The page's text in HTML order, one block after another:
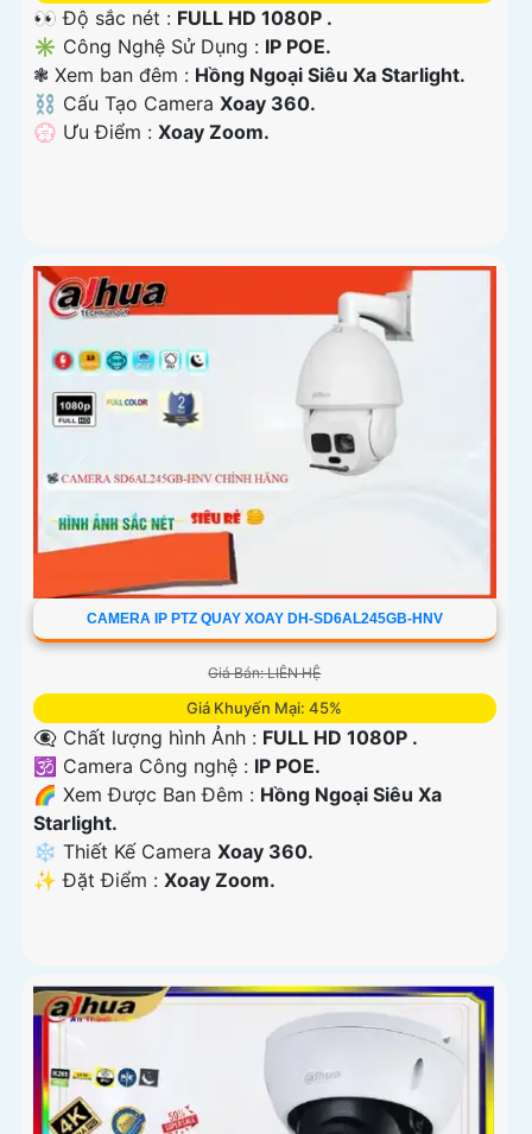
👀 Độ sắc nét : FULL HD 1080P .
✳️ Công Nghệ Sử Dụng : IP POE.
❃ Xem ban đêm : Hồng Ngoại Siêu Xa Starlight.
⛓ Cấu Tạo Camera Xoay 360.
️💮 Ưu Điểm : Xoay Zoom.
CAMERA IP PTZ QUAY XOAY DH-SD6AL245GB-HNV
Giá Bán: LIÊN HỆ
Giá Khuyến Mại: 45%
👁️‍🗨 Chất lượng hình Ảnh : FULL HD 1080P .
🕉️ Camera Công nghệ : IP POE.
🌈 Xem Được Ban Đêm : Hồng Ngoại Siêu Xa
Starlight.
❄ Thiết Kế Camera Xoay 360.
️✨ Đặt Điểm : Xoay Zoom.